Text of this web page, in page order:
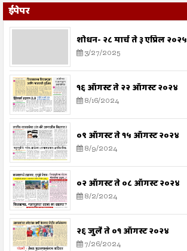
ईपेपर
शोधन- २८ मार्च ते ३ एप्रिल २०२५
3/27/2025
१६ ऑगस्ट ते २२ ऑगस्ट २०२४
8/16/2024
०९ ऑगस्ट ते १५ ऑगस्ट २०२४
8/9/2024
०२ ऑगस्ट ते ०८ ऑगस्ट २०२४
8/2/2024
२६ जुलै ते ०१ ऑगस्ट २०२४
7/26/2024